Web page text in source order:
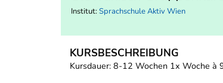
Institut: Sprachschule Aktiv Wien
KURSBESCHREIBUNG
Kursdauer: 8-12 Wochen 1x Woche à